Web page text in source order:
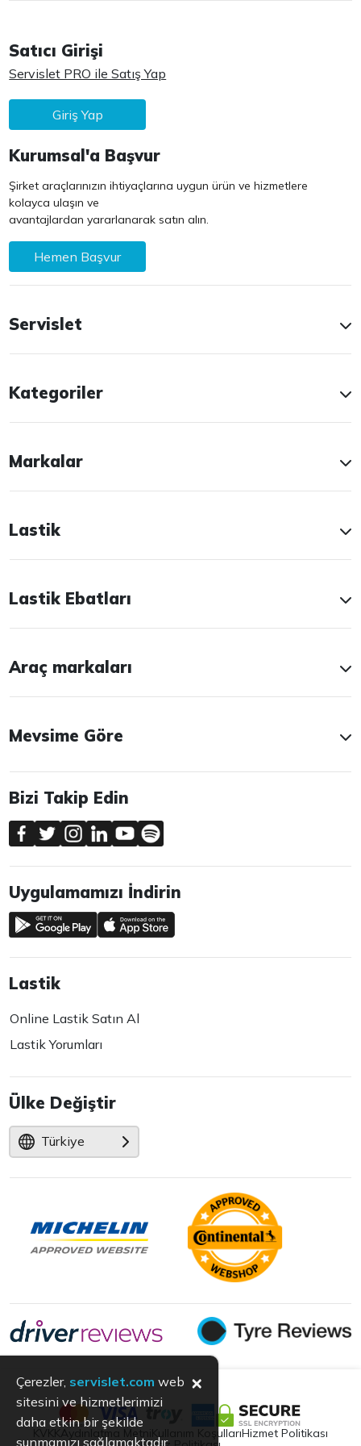
Satıcı Girişi
Servislet PRO ile Satış Yap
Giriş Yap
Kurumsal'a Başvur
Şirket araçlarınızın ihtiyaçlarına uygun ürün ve hizmetlere
kolayca ulaşın ve
avantajlardan yararlanarak satın alın.
Hemen Başvur
Servislet
Kategoriler
Markalar
Lastik
Lastik Ebatları
Araç markaları
Mevsime Göre
Bizi Takip Edin
Uygulamamızı İndirin
Lastik
Online Lastik Satın Al
Lastik Yorumları
Ülke Değiştir
Türkiye
Aydınlatma Metni Kullanım KoşullarıHizmet Politikası
Çerezler, servislet.com web
sitesini ve hizmetlerimizi
daha etkin bir şekilde
sunmamızı sağlamaktadır.
×